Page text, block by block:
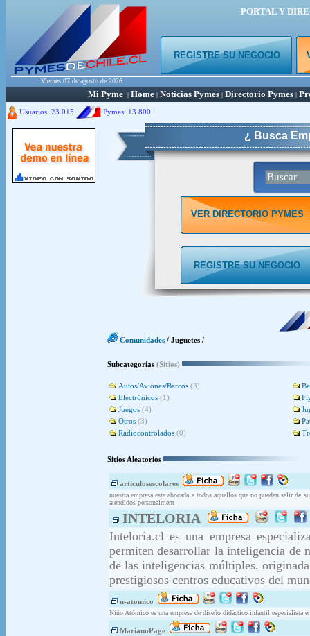
PORTAL Y
REGISTRE SU NEGOCIO
Viernes 07 de agosto de 2026
Mi Pyme | Home | Noticias Pymes | Directorio Pymes |
Usuarios: 23.015 Pymes: 13.800
¿ Busca
VER DIRECTORIO PYMES
REGISTRE SU NEGOCIO
Comunidades / Juguetes /
Subcategorías (Sitios)
Autos/Aviones/Barcos (3)
Electrónicos (1)
Juegos (4)
Otros (3)
Radiocontrolados (0)
Sitios Aleatorios
articulosescolares
nuestra empresa esta abocada a todos aquellos que no puedan salir de
atendidos personalment
INTELORIA
Inteloria.cl es una empresa
permiten desarrollar la inteligencia de
de las inteligencias múltiples,
prestigiosos centros educativos del
n-atomico
Niño Atómico es una empresa de diseño didáctico infantil especialista
MarianoPage